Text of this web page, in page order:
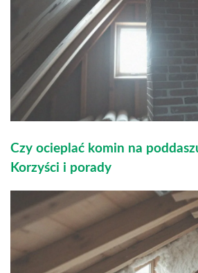
Czy ocieplać komin na
Korzyści i porady